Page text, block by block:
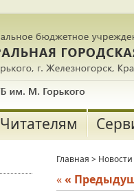
Читателям
Главная > Новости
««